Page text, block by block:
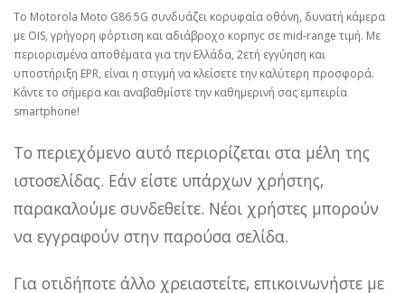
Το Motorola Moto G86 5G συνδυάζει κορυφαία οθόνη, δυνατή κάμερα
με OIS, γρήγορη φόρτιση και αδιάβροχο корпус σε mid-range τιμή. Με
περιορισμένα αποθέματα για την Ελλάδα, 2ετή εγγύηση και
υποστήριξη EPR, είναι η στιγμή να κλείσετε την καλύτερη προσφορά.
Κάντε το σήμερα και αναβαθμίστε την καθημερινή σας εμπειρία
smartphone!
Το περιεχόμενο αυτό περιορίζεται στα μέλη της
ιστοσελίδας. Εάν είστε υπάρχων χρήστης,
παρακαλούμε συνδεθείτε. Νέοι χρήστες μπορούν
να εγγραφούν στην παρούσα σελίδα.
Για οτιδήποτε άλλο χρειαστείτε, επικοινωνήστε με